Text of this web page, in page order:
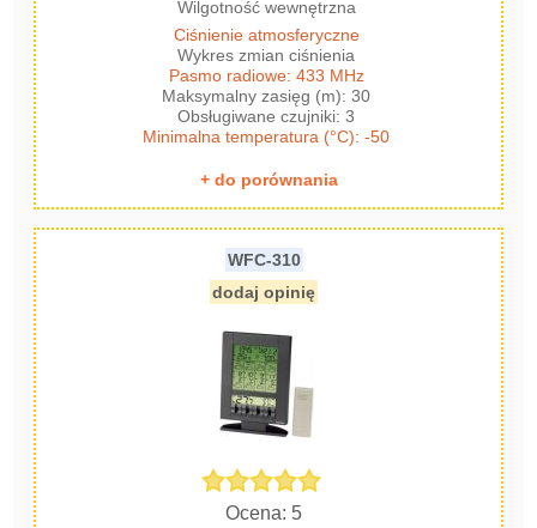
Wilgotność wewnętrzna
Ciśnienie atmosferyczne
Wykres zmian ciśnienia
Pasmo radiowe: 433 MHz
Maksymalny zasięg (m): 30
Obsługiwane czujniki: 3
Minimalna temperatura (°C): -50
+ do porównania
WFC-310
dodaj opinię
Ocena: 5